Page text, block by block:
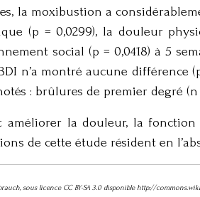
la moxibustion a
(p = 0,0299), la douleur
social (p = 0,0418) à 5
n’a montré aucune différence
: brûlures de premier degré
améliorer la douleur, la
de cette étude résident en
sous licence CC BY-SA 3.0 disponible http://